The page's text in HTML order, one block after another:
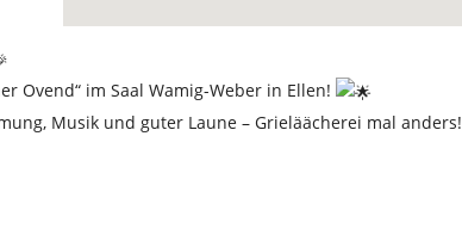
Ovend“ im Saal Wamig-Weber in Ellen!
Musik und guter Laune – Grieläächerei mal anders!